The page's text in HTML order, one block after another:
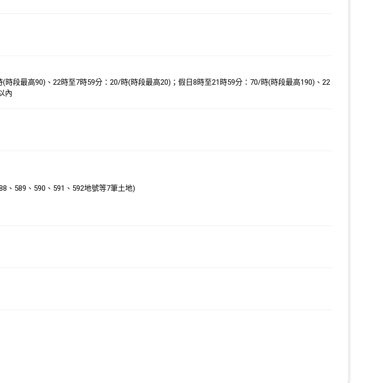
段最高90)、22時至7時59分：20/時(時段最高20)；假日8時至21時59分：70/時(時段最高190)、22
內
、589、590、591、592地號等7筆土地)